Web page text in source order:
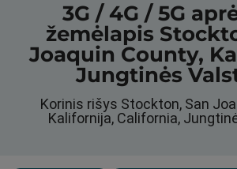
3G / 4G / 5G
žemėlapis
Joaquin County,
Jungtinės
Korinis rišys Stockton, San
Kalifornija, California,